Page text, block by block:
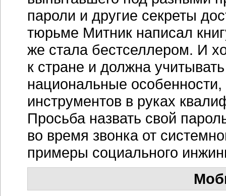
пароли и другие секреты
тюрьме Митник написал
же стала бестселлером. И
к стране и должна
национальные
инструментов в руках
Просьба назвать свой
во время звонка от
примеры социального